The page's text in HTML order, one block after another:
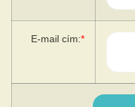
E-mail cím:*